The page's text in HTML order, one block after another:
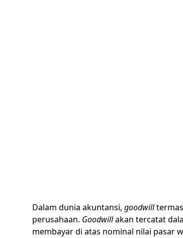
Dalam dunia akuntansi, goodwill
perusahaan. Goodwillakan tercatat
membayar di atas nominal nilai pasar